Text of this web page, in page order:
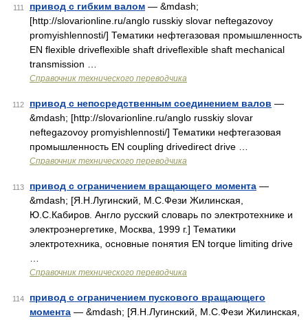
111 привод с гибким валом — &mdash;
[http://slovarionline.ru/anglo russkiy slovar neftegazovoy
promyishlennosti/] Тематики нефтегазовая промышленность
EN flexible driveflexible shaft driveflexible shaft mechanical
transmission …
Справочник технического переводчика
112 привод с непосредственным соединением валов —
&mdash; [http://slovarionline.ru/anglo russkiy slovar
neftegazovoy promyishlennosti/] Тематики нефтегазовая
промышленность EN coupling drivedirect drive …
Справочник технического переводчика
113 привод с ограничением вращающего момента —
&mdash; [Я.Н.Лугинский, М.С.Фези Жилинская,
Ю.С.Кабиров. Англо русский словарь по электротехнике и
электроэнергетике, Москва, 1999 г.] Тематики
электротехника, основные понятия EN torque limiting drive
Справочник технического переводчика
114
привод с ограничением пускового вращающего
момента — &mdash; [Я.Н.Лугинский, М.С.Фези Жилинская,